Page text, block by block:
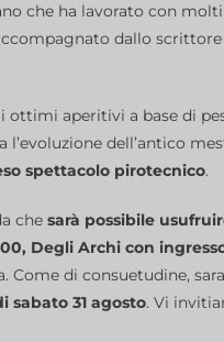
che ha lavorato con
dallo
aperitivi a base di
l’evoluzione dell’antico
spettacolo pirotecnico.
che sarà possibile
Degli Archi con
Come di consuetudine,
sabato 31 agosto. Vi